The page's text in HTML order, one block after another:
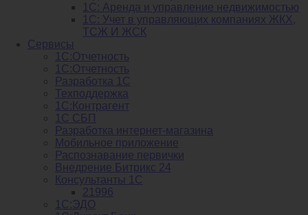
1С: Аренда и управление недвижимостью
1C: Учет в управляющих компаниях ЖКХ,
ТСЖ И ЖСК
Сервисы
1С:Отчетность
1С:Отчетность
Разработка 1С
Техподдержка
1С:Контрагент
1С СБП
Разработка интернет-магазина
Мобильное приложение
Распознавание первички
Внедрение Битрикс 24
Консультанты 1С
21996
1С:ЭДО